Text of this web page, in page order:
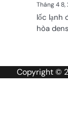
Tháng 4 8,
lốc lạnh
hòa
Copyright ©